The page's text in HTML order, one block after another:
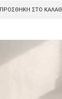
ΠΡΟΣΘΉΚΗ ΣΤΟ ΚΑΛΆΘΙ